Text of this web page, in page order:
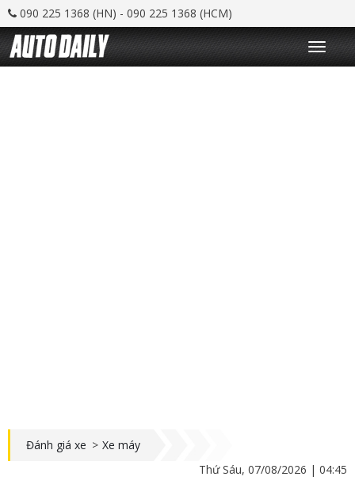
090 225 1368 (HN) - 090 225 1368 (HCM)
T
o
g
Đánh giá xe > Xe máy
Thứ Sáu, 07/08/2026 | 04:45